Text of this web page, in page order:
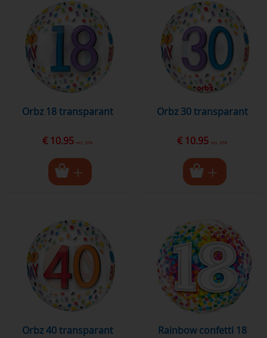
Orbz 18 transparant
€ 10.95 excl. BTW
Orbz 30 transparant
€ 10.95 excl. BTW
Orbz 40 transparant rainbow confetti 18